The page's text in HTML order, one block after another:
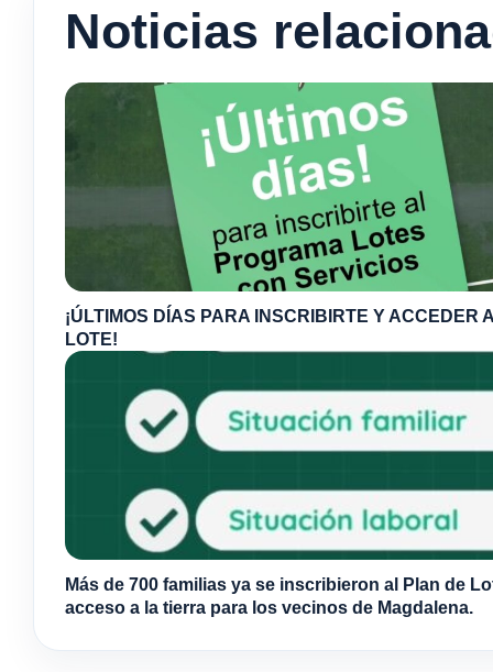
Noticias
¡ÚLTIMOS DÍAS PARA INSCRIBIRTE Y ACCEDER
LOTE!
Más de 700 familias ya se inscribieron al Plan de
acceso a la tierra para los vecinos de Magdalena.